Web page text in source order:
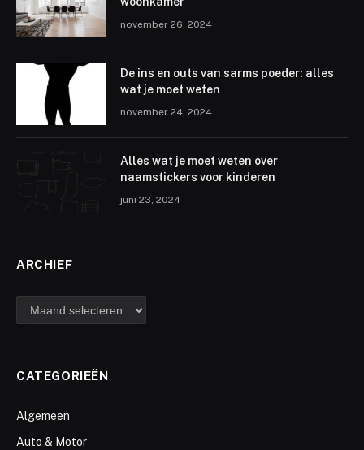
november 26, 2024
De ins en outs van sarms poeder: alles
wat je moet weten
november 24, 2024
Alles wat je moet weten over
naamstickers voor kinderen
juni 23, 2024
ARCHIEF
archief
CATEGORIEËN
Algemeen
Auto & Motor